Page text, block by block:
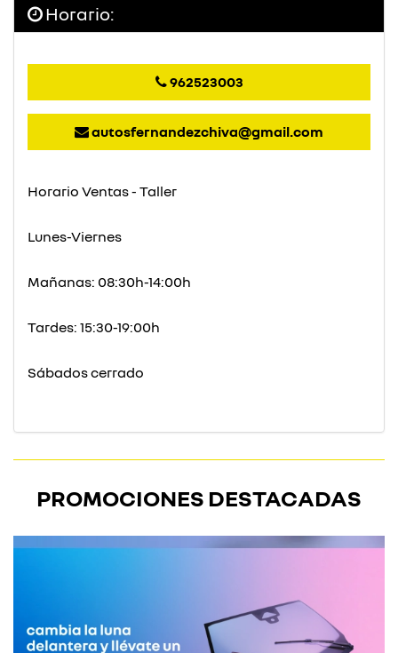
Horario:
962523003
autosfernandezchiva@gmail.com
Horario Ventas - Taller
Lunes-Viernes
Mañanas: 08:30h-14:00h
Tardes: 15:30-19:00h
Sábados cerrado
PROMOCIONES DESTACADAS